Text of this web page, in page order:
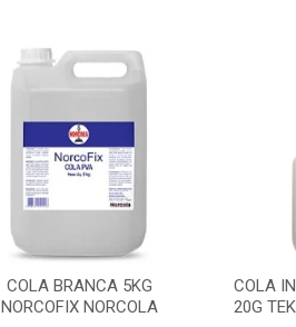
COLA BRANCA 5KG
NORCOFIX NORCOLA
COLA
20G